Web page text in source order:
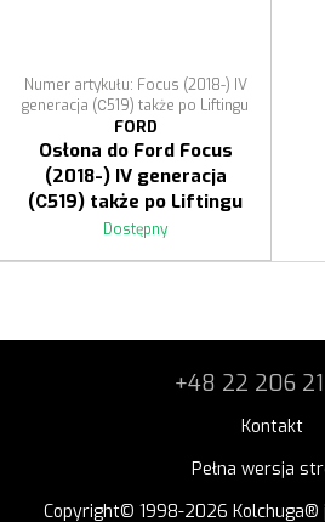
Numer artykułu: Focus (2018-) IV
generacja (С519) także po Liftingu
FORD
Osłona do Ford Focus
(2018-) IV generacja
(С519) także po Liftingu
Dostępny
+48 22 206
Kontakt
Pełna wersja
Copyright© 1998-2026